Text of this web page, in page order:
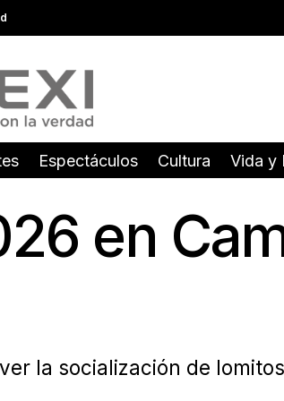
Espectáculos Cultura Vida y
en
la socialización de